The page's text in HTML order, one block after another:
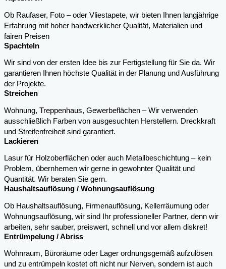
Ob Raufaser, Foto – oder Vliestapete, wir bieten Ihnen langjährige
Erfahrung mit hoher handwerklicher Qualität, Materialien und
fairen Preisen
Spachteln
Wir sind von der ersten Idee bis zur Fertigstellung für Sie da. Wir
garantieren Ihnen höchste Qualität in der Planung und Ausführung
der Projekte.
Streichen
Wohnung, Treppenhaus, Gewerbeflächen – Wir verwenden
ausschließlich Farben von ausgesuchten Herstellern. Dreckkraft
und Streifenfreiheit sind garantiert.
Lackieren
Lasur für Holzoberflächen oder auch Metallbeschichtung – kein
Problem, übernhemen wir gerne in gewohnter Qualität und
Quantität. Wir beraten Sie gern.
Haushaltsauflösung / Wohnungsauflösung
Ob Haushaltsauflösung, Firmenauflösung, Kellerräumung oder
Wohnungsauflösung, wir sind Ihr professioneller Partner, denn wir
arbeiten, sehr sauber, preiswert, schnell und vor allem diskret!
Entrümpelung / Abriss
Wohnraum, Büroräume oder Lager ordnungsgemäß aufzulösen
und zu entrümpeln kostet oft nicht nur Nerven, sondern ist auch